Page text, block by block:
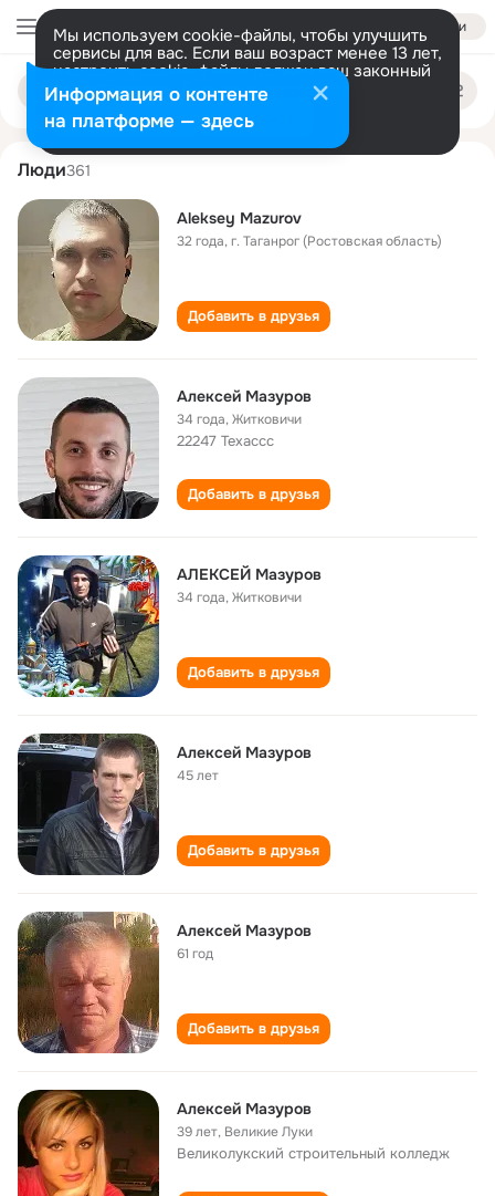
Войти
Мы используем cookie-файлы, чтобы улучшить
сервисы для вас. Если ваш возраст менее 13 лет,
настроить cookie-файлы должен ваш законный
представитель. Больше информации
Разрешить все Настроить
Поиск
людям
aleksey mazurov
Люди361
Aleksey Mazurov
32 года,г. Таганрог (Ростовская область)
Добавить в друзья
Алексей Мазуров
34 года,Житковичи
22247 Техассс
Добавить в друзья
АЛЕКСЕЙ Мазуров
34 года,Житковичи
Добавить в друзья
Алексей Мазуров
45 лет
Добавить в друзья
Алексей Мазуров
61 год
Добавить в друзья
Алексей Мазуров
39 лет, Великие Луки
Великолукский строительный колледж
Информация о контенте
на платформе — здесь